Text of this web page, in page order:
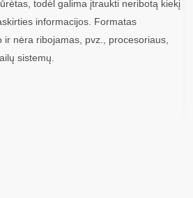
todėl galima įtraukti neribotą kiekį
informacijos. Formatas
nėra ribojamas, pvz., procesoriaus,
sistemų.